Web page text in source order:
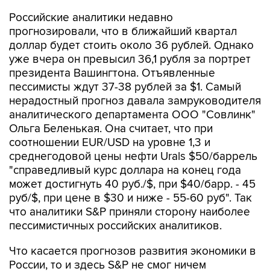
Российские аналитики недавно
прогнозировали, что в ближайший квартал
доллар будет стоить около 36 рублей. Однако
уже вчера он превысил 36,1 рубля за портрет
президента Вашингтона. Отъявленные
пессимисты ждут 37-38 рублей за $1. Самый
нерадостный прогноз давала замруководителя
аналитического департамента ООО "Совлинк"
Ольга Беленькая. Она считает, что при
соотношении EUR/USD на уровне 1,3 и
среднегодовой цены нефти Urals $50/баррель
"справедливый курс доллара на конец года
может достигнуть 40 руб./$, при $40/барр. - 45
руб/$, при цене в $30 и ниже - 55-60 руб". Так
что аналитики S&P приняли сторону наиболее
пессимистичных российских аналитиков.
Что касается прогнозов развития экономики в
России, то и здесь S&P не смог ничем